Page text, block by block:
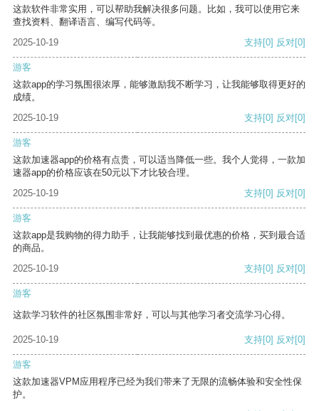
这款软件非常实用，可以帮助我解决很多问题。比如，我可以使用它来
查找资料、翻译语言、编写代码等。
2025-10-19
支持[0] 反对[0]
游客
这款app的学习氛围很浓厚，能够激励我不断学习，让我能够取得更好的
成绩。
2025-10-19
支持[0] 反对[0]
游客
这款加速器app的价格有点贵，可以适当降低一些。我个人觉得，一款加
速器app的价格应该在50元以下才比较合理。
2025-10-19
支持[0] 反对[0]
游客
这款app是我购物的得力助手，让我能够找到最优惠的价格，买到最合适
的商品。
2025-10-19
支持[0] 反对[0]
游客
这款学习软件的社区氛围非常好，可以与其他学习者交流学习心得。
2025-10-19 支持[0] 反对[0]
游客
这款加速器VPM应用程序已经为我们带来了无限的流畅体验和安全性保
护。